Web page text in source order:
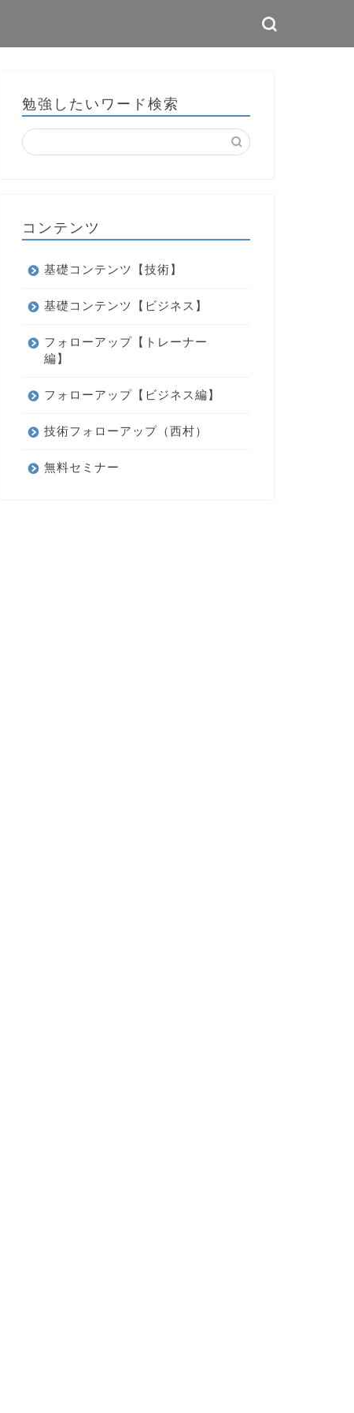
勉強したいワード検索
コンテンツ
基礎コンテンツ【技術】
基礎コンテンツ【ビジネス】
フォローアップ【トレーナー
編】
フォローアップ【ビジネス編】
技術フォローアップ（西村）
無料セミナー